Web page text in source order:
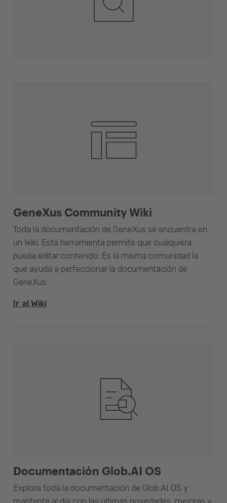
GeneXus Community Wiki
Toda la documentación de GeneXus se encuentra en
un Wiki. Esta herramienta permite que cualquiera
pueda editar contenido. Es la misma comunidad la
que ayuda a perfeccionar la documentación de
GeneXus.
Ir al Wiki
Documentación Glob.AI OS
Explora toda la documentación de Glob.AI OS y
mantente al día con las últimas novedades, mejoras y